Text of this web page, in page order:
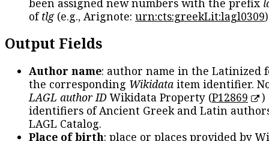
been assigned new numbers with the prefix
oftlg(e.g., Arignote: urn:cts:greekLit:lagl0309
Output Fields
Author name: author name in the Latinized
the corresponding Wikidata item identifier.
LAGL author IDWikidata Property (P12869
)
identifiers of Ancient Greek and Latin
LAGL Catalog.
Place of birth: place or places provided by